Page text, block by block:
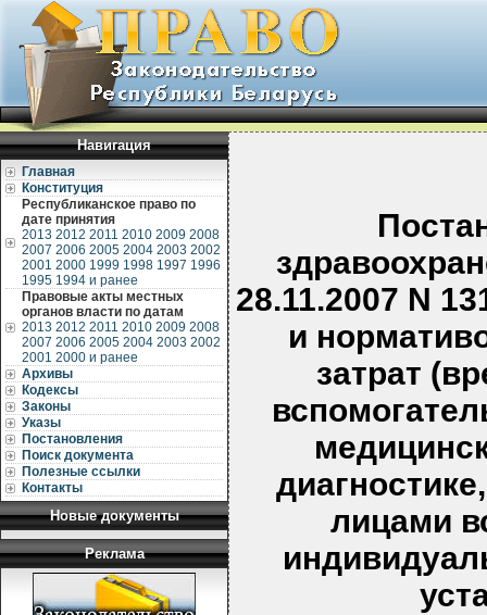
Навигация
Главная
Конституция
Республиканское право по
дате принятия
2013 2012 2011 2010 2009 2008
2007 2006 2005 2004 2003 2002
2001 2000 1999 1998 1997 1996
1995 1994 и ранее
Правовые акты местных
органов власти по датам
2013 2012 2011 2010 2009 2008
2007 2006 2005 2004 2003 2002
2001 2000 и ранее
Архивы
Кодексы
Законы
Указы
Постановления
Поиск документа
Полезные ссылки
Контакты
Новые документы
Реклама
28.11.2007 N
и
затрат
лицами